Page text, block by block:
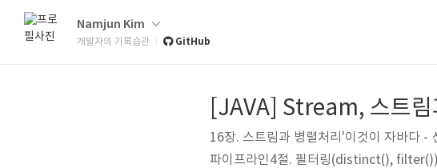
Namjun Kim
개발자의 기록습관 GitHub
[JAVA] Stream, 스트림
16장. 스트림과 병렬처리'이것이 자바다 -
파이프라인4절. 필터링(distinct(),